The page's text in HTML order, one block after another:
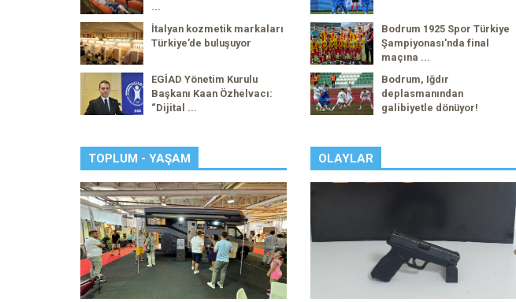
...
İtalyan kozmetik markaları
Türkiye’de buluşuyor
EGİAD Yönetim Kurulu
Başkanı Kaan Özhelvacı:
“Dijital ...
Bodrum 1925 Spor Türkiye
Şampiyonası'nda final
maçına ...
Bodrum, Iğdır
deplasmanından
galibiyetle dönüyor!
TOPLUM - YAŞAM OLAYLAR